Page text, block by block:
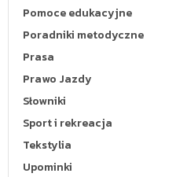
Pomoce edukacyjne
Poradniki metodyczne
Prasa
Prawo Jazdy
Słowniki
Sport i rekreacja
Tekstylia
Upominki